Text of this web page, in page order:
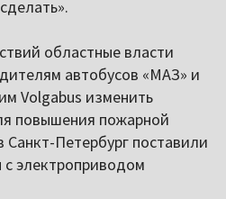
областные власти
автобусов «МАЗ» и
Volgabus изменить
повышения пожарной
Санкт-Петербург поставили
электроприводом